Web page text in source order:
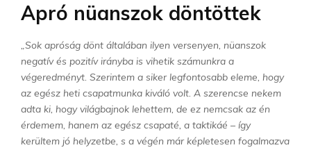
Apró nüanszok döntöttek
„Sok apróság dönt általában ilyen versenyen, nüanszok
negatív és pozitív irányba is vihetik számunkra a
végeredményt. Szerintem a siker legfontosabb eleme, hogy
az egész heti csapatmunka kiváló volt. A szerencse nekem
adta ki, hogy világbajnok lehettem, de ez nemcsak az én
érdemem, hanem az egész csapaté, a taktikáé – így
kerültem jó helyzetbe, s a végén már képletesen fogalmazva